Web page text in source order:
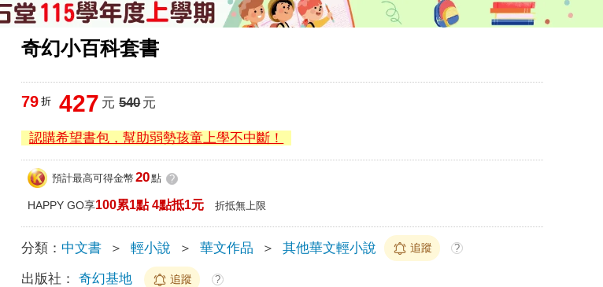
奇幻小百科套書
79 折 427 元 540元
認購希望書包，幫助弱勢孩童上學不中斷！
預計最高可得金幣 20點 ?
HAPPY GO享100累1點 4點抵1元 折抵無上限
分類： 中文書 ＞ 輕小說 ＞ 華文作品 ＞ 其他華文輕小說 追蹤 ?
出版社： 奇幻基地 追蹤 ?